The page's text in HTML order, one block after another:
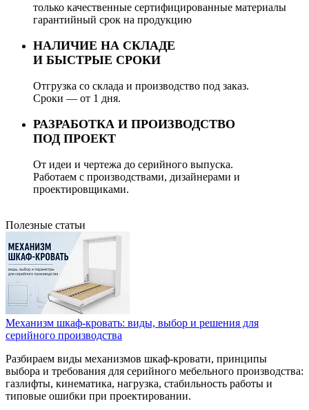
только качественные сертифицированные материалы
гарантийный срок на продукцию
НАЛИЧИЕ НА СКЛАДЕ
И БЫСТРЫЕ СРОКИ
Отгрузка со склада и производство под заказ.
Сроки — от 1 дня.
РАЗРАБОТКА И ПРОИЗВОДСТВО
ПОД ПРОЕКТ
От идеи и чертежа до серийного выпуска.
Работаем с производствами, дизайнерами и
проектировщиками.
Полезные статьи
Механизм шкаф-кровать: виды, выбор и решения для
серийного производства
Разбираем виды механизмов шкаф-кровати, принципы
выбора и требования для серийного мебельного производства:
газлифты, кинематика, нагрузка, стабильность работы и
типовые ошибки при проектировании.